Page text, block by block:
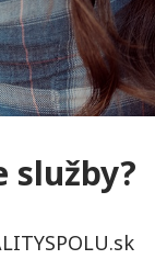
služby?